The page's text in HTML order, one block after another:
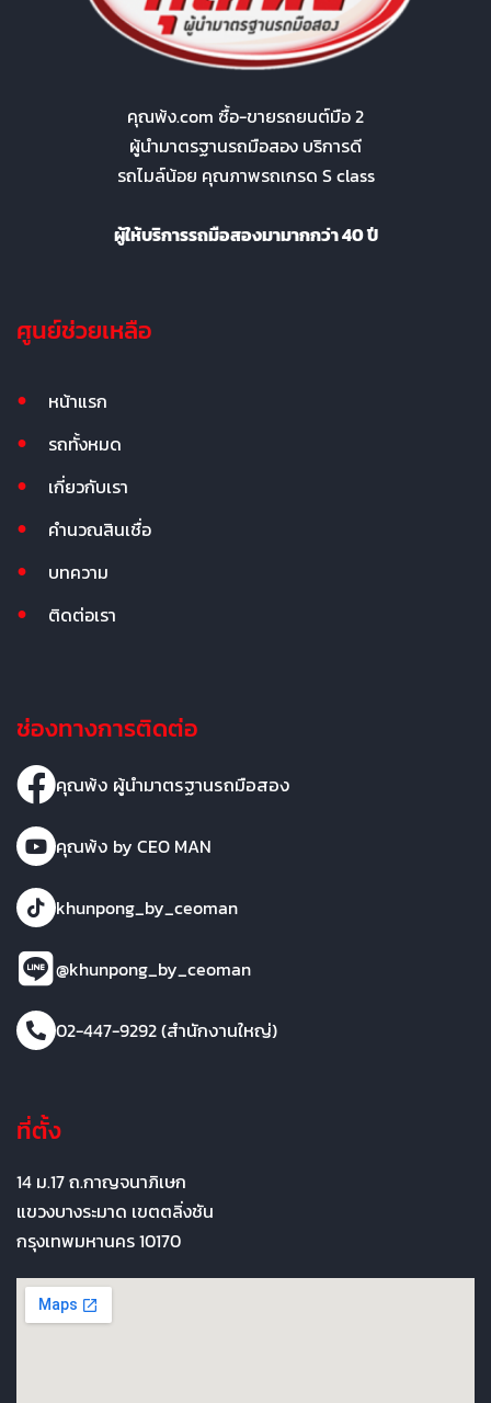
คุณพ้ง.com ซื้อ-ขายรถยนต์มือ 2
ผู้นำมาตรฐานรถมือสอง บริการดี
รถไมล์น้อย คุณภาพรถเกรด S class
ผู้ให้บริการรถมือสองมามากกว่า 40 ปี
ศูนย์ช่วยเหลือ
หน้าแรก
รถทั้งหมด
เกี่ยวกับเรา
คำนวณสินเชื่อ
บทความ
ติดต่อเรา
ช่องทางการติดต่อ
คุณพ้ง ผู้นำมาตรฐานรถมือสอง
คุณพ้ง by CEO MAN
khunpong_by_ceoman
@khunpong_by_ceoman
02-447-9292 (สำนักงานใหญ่)
ที่ตั้ง
14 ม.17 ถ.กาญจนาภิเษก
แขวงบางระมาด เขตตลิ่งชัน
กรุงเทพมหานคร 10170